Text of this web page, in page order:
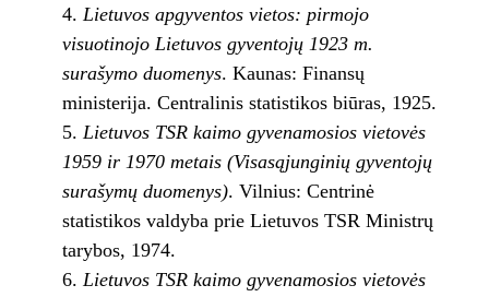
Lietuvos apgyventos vietos: pirmojo
visuotinojo Lietuvos gyventojų 1923 m.
surašymo duomenys. Kaunas: Finansų
ministerija. Centralinis statistikos biūras, 1925.
Lietuvos TSR kaimo gyvenamosios vietovės
1959 ir 1970 metais (Visasąjunginių gyventojų
surašymų duomenys). Vilnius: Centrinė
statistikos valdyba prie Lietuvos TSR Ministrų
tarybos, 1974.
Lietuvos TSR kaimo gyvenamosios vietovės